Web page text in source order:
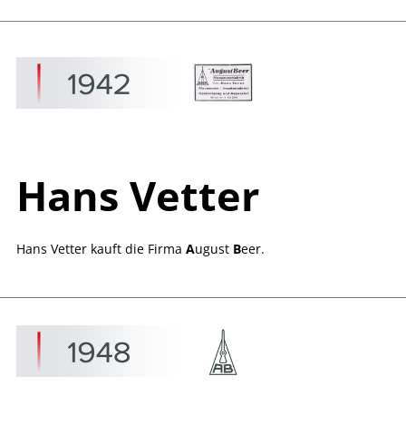
Hans Vetter
Hans Vetter kauft die Firma August Beer.